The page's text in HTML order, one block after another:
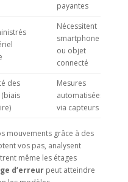
payantes
Nécessitent
smartphone
ou objet
connecté
des
Mesures
automatisées
via capteurs
mouvements grâce à des
vos pas, analysent
même les étages
d’erreurpeut atteindre